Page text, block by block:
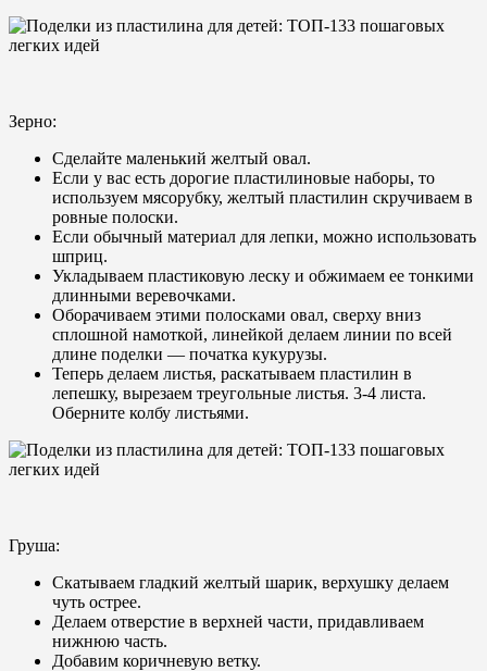
Зерно:
Сделайте маленький желтый овал.
Если у вас есть дорогие пластилиновые наборы, то
используем мясорубку, желтый пластилин скручиваем в
ровные полоски.
Если обычный материал для лепки, можно использовать
шприц.
Укладываем пластиковую леску и обжимаем ее тонкими
длинными веревочками.
Оборачиваем этими полосками овал, сверху вниз
сплошной намоткой, линейкой делаем линии по всей
длине поделки — початка кукурузы.
Теперь делаем листья, раскатываем пластилин в
лепешку, вырезаем треугольные листья. 3-4 листа.
Оберните колбу листьями.
Груша:
Скатываем гладкий желтый шарик, верхушку делаем
чуть острее.
Делаем отверстие в верхней части, придавливаем
нижнюю часть.
Добавим коричневую ветку.